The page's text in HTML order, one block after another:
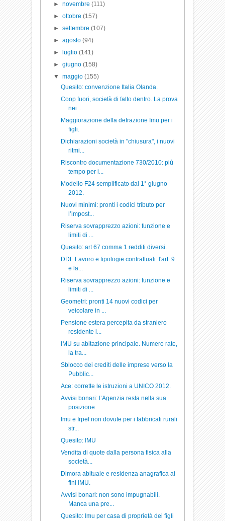
► novembre (111)
► ottobre (157)
► settembre (107)
► agosto (94)
►
luglio (141)
► giugno (158)
▼ maggio (155)
Quesito: convenzione Italia Olanda.
Coop fuori, società di fatto dentro. La prova
nei ...
Maggiorazione della detrazione Imu per i
figli.
Dichiarazioni società in "chiusura", i nuovi
ritmi...
Riscontro documentazione 730/2010: più
tempo per i...
Modello F24 semplificato dal 1° giugno
2012.
Nuovi minimi: pronti i codici tributo per
l’impost...
Riserva sovrapprezzo azioni: funzione e
limiti di ...
Quesito: art 67 comma 1 redditi diversi.
DDL Lavoro e tipologie contrattuali: l'art. 9
e la...
Riserva sovrapprezzo azioni: funzione e
limiti di ...
Geometri: pronti 14 nuovi codici per
veicolare in ...
Pensione estera percepita da straniero
residente i...
IMU su abitazione principale. Numero rate,
la tra...
Sblocco dei crediti delle imprese verso la
Pubblic...
Ace: corrette le istruzioni a UNICO 2012.
Avvisi bonari: l’Agenzia resta nella sua
posizione.
Imu e Irpef non dovute per i fabbricati rurali
str...
Quesito: IMU
Vendita di quote dalla persona fisica alla
società...
Dimora abituale e residenza anagrafica ai
fini IMU.
Avvisi bonari: non sono impugnabili.
Manca una pre...
Quesito: Imu per casa di proprietà dei figli